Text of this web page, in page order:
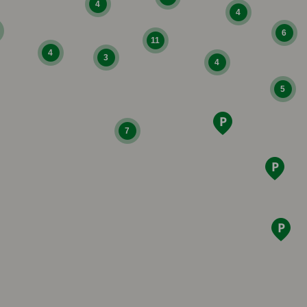
11
6
4
7
5
4
3 4
4